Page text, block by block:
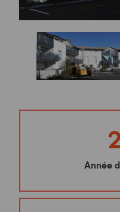
Année